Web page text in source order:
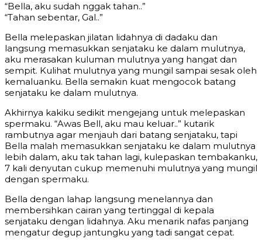
“Bella, aku sudah nggak tahan..”
“Tahan sebentar, Gal..”
Bella melepaskan jilatan lidahnya di dadaku dan
langsung memasukkan senjataku ke dalam mulutnya,
aku merasakan kuluman mulutnya yang hangat dan
sempit. Kulihat mulutnya yang mungil sampai sesak oleh
kemaluanku. Bella semakin kuat mengocok batang
senjataku ke dalam mulutnya.
Akhirnya kakiku sedikit mengejang untuk melepaskan
spermaku. “Awas Bell, aku mau keluar..” kutarik
rambutnya agar menjauh dari batang senjataku, tapi
Bella malah memasukkan senjataku ke dalam mulutnya
lebih dalam, aku tak tahan lagi, kulepaskan tembakanku,
7 kali denyutan cukup memenuhi mulutnya yang mungil
dengan spermaku.
Bella dengan lahap langsung menelannya dan
membersihkan cairan yang tertinggal di kepala
senjataku dengan lidahnya. Aku menarik nafas panjang
mengatur degup jantungku yang tadi sangat cepat.